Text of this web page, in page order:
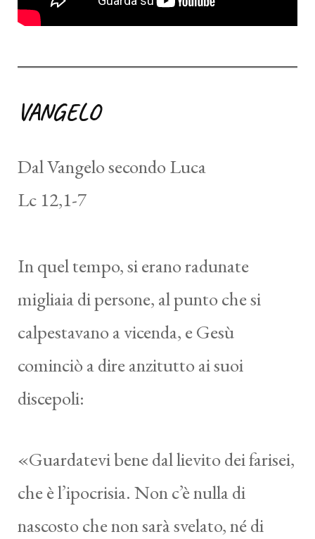
VANGELO
Dal Vangelo secondo Luca
Lc 12,1-7
In quel tempo, si erano radunate
migliaia di persone, al punto che si
calpestavano a vicenda, e Gesù
cominciò a dire anzitutto ai suoi
discepoli:
«Guardatevi bene dal lievito dei farisei,
che è l’ipocrisia. Non c’è nulla di
nascosto che non sarà svelato, né di